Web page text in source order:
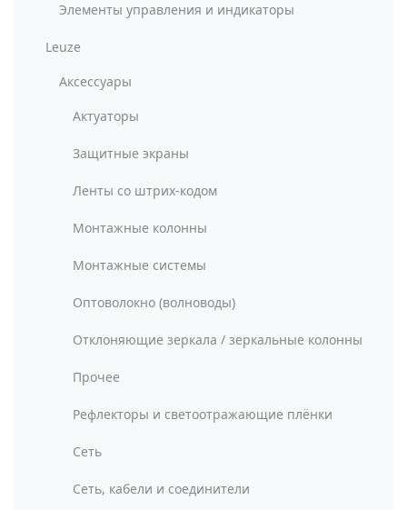
Элементы управления и индикаторы
Leuze
Аксессуары
Актуаторы
Защитные экраны
Ленты со штрих-кодом
Монтажные колонны
Монтажные системы
Оптоволокно (волноводы)
Отклоняющие зеркала / зеркальные колонны
Прочее
Рефлекторы и светоотражающие плёнки
Сеть
Сеть, кабели и соединители